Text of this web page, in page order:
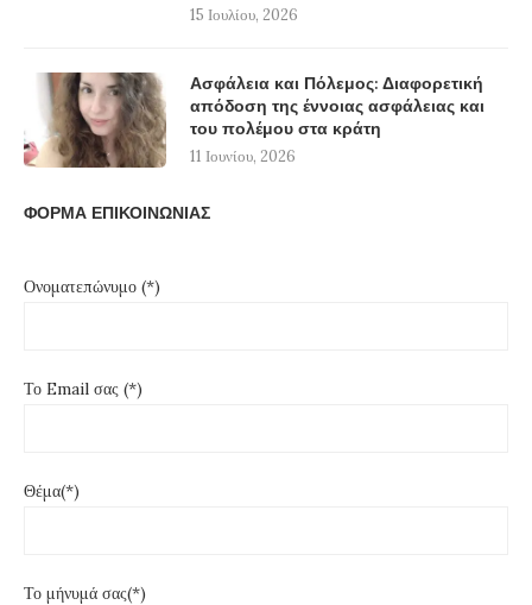
15 Ιουλίου, 2026
Ασφάλεια και Πόλεμος: Διαφορετική
απόδοση της έννοιας ασφάλειας και
του πολέμου στα κράτη
11 Ιουνίου, 2026
ΦΟΡΜΑ ΕΠΙΚΟΙΝΩΝΙΑΣ
Ονοματεπώνυμο (*)
Το Email σας (*)
Θέμα(*)
Το μήνυμά σας(*)